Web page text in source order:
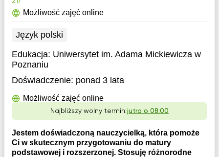
Możliwość zajęć online
Język polski
Edukacja: Uniwersytet im. Adama Mickiewicza w
Poznaniu
Doświadczenie: ponad 3 lata
Możliwość zajęć online
Najbliższy wolny termin:jutro o 08:00
Jestem doświadczoną nauczycielką, która pomoże
Ci w skutecznym przygotowaniu do matury
podstawowej i rozszerzonej. Stosuję różnorodne